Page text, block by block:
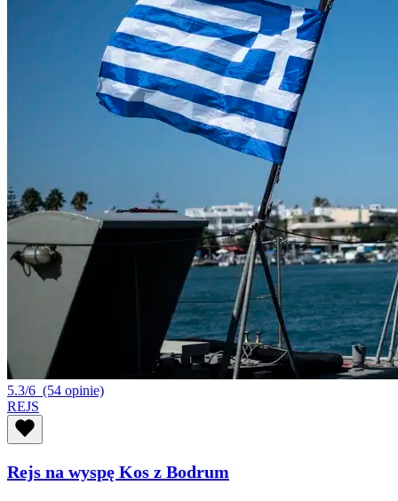
5.3/6 (54 opinie)
REJS
Rejs na wyspę Kos z Bodrum